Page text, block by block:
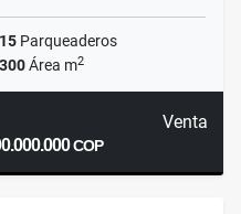
15 Parqueaderos
300Área m2
Venta
COP